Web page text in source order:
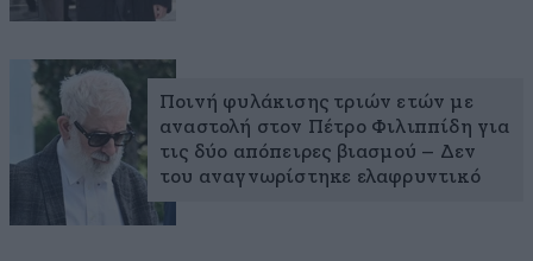
Ποινή φυλάκισης τριών ετών με
αναστολή στον Πέτρο Φιλιππίδη για
τις δύο απόπειρες βιασμού – Δεν
του αναγνωρίστηκε ελαφρυντικό